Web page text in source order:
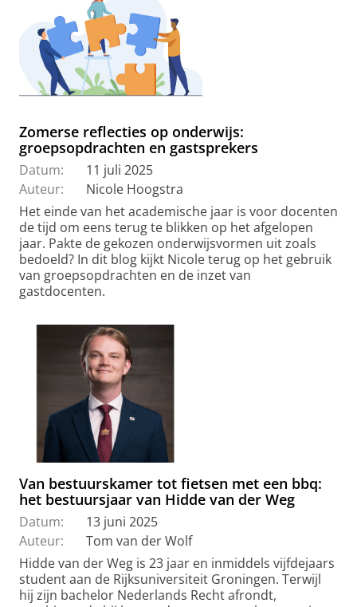
Zomerse reflecties op onderwijs:
groepsopdrachten en gastsprekers
Datum:
11 juli 2025
Auteur:
Nicole Hoogstra
Het einde van het academische jaar is voor docenten
de tijd om eens terug te blikken op het afgelopen
jaar. Pakte de gekozen onderwijsvormen uit zoals
bedoeld? In dit blog kijkt Nicole terug op het gebruik
van groepsopdrachten en de inzet van
gastdocenten.
Van bestuurskamer tot fietsen met een bbq:
het bestuursjaar van Hidde van der Weg
Datum:
13 juni 2025
Auteur:
Tom van der Wolf
Hidde van der Weg is 23 jaar en inmiddels vijfdejaars
student aan de Rijksuniversiteit Groningen. Terwijl
hij zijn bachelor Nederlands Recht afrondt,